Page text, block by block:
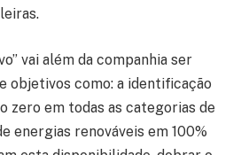
vai além da companhia ser
objetivos como: a identificação
zero em todas as categorias de
energias renováveis em 100%